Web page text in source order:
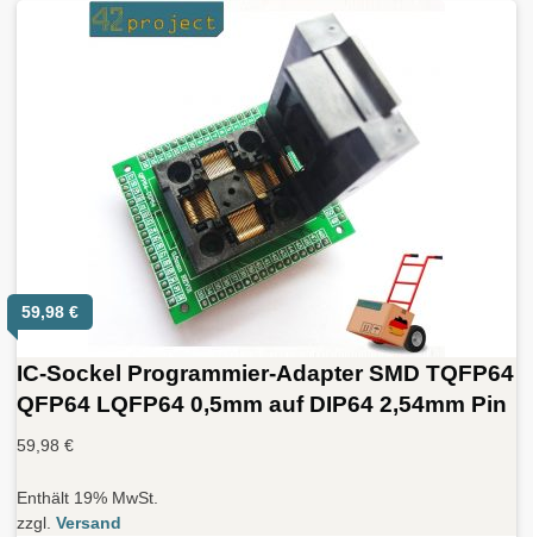
59,98 €
IC-Sockel Programmier-Adapter SMD TQFP64
QFP64 LQFP64 0,5mm auf DIP64 2,54mm Pin
59,98 €
Enthält 19% MwSt.
zzgl. Versand